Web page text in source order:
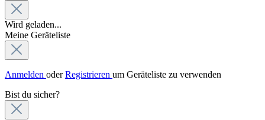
Wird geladen...
Meine Geräteliste
Anmelden oderRegistrieren um Geräteliste zu verwenden
Bist du sicher?